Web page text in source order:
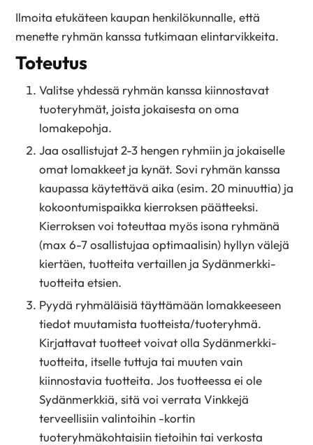
Ilmoita etukäteen kaupan henkilökunnalle, että
menette ryhmän kanssa tutkimaan elintarvikkeita.
Toteutus
Valitse yhdessä ryhmän kanssa kiinnostavat
tuoteryhmät, joista jokaisesta on oma
lomakepohja.
Jaa osallistujat 2-3 hengen ryhmiin ja jokaiselle
omat lomakkeet ja kynät. Sovi ryhmän kanssa
kaupassa käytettävä aika (esim. 20 minuuttia) ja
kokoontumispaikka kierroksen päätteeksi.
Kierroksen voi toteuttaa myös isona ryhmänä
(max 6-7 osallistujaa optimaalisin) hyllyn välejä
kiertäen, tuotteita vertaillen ja Sydänmerkki-
tuotteita etsien.
Pyydä ryhmäläisiä täyttämään lomakkeeseen
tiedot muutamista tuotteista/tuoteryhmä.
Kirjattavat tuotteet voivat olla Sydänmerkki-
tuotteita, itselle tuttuja tai muuten vain
kiinnostavia tuotteita. Jos tuotteessa ei ole
Sydänmerkkiä, sitä voi verrata Vinkkejä
terveellisiin valintoihin -kortin
tuoteryhmäkohtaisiin tietoihin tai verkosta